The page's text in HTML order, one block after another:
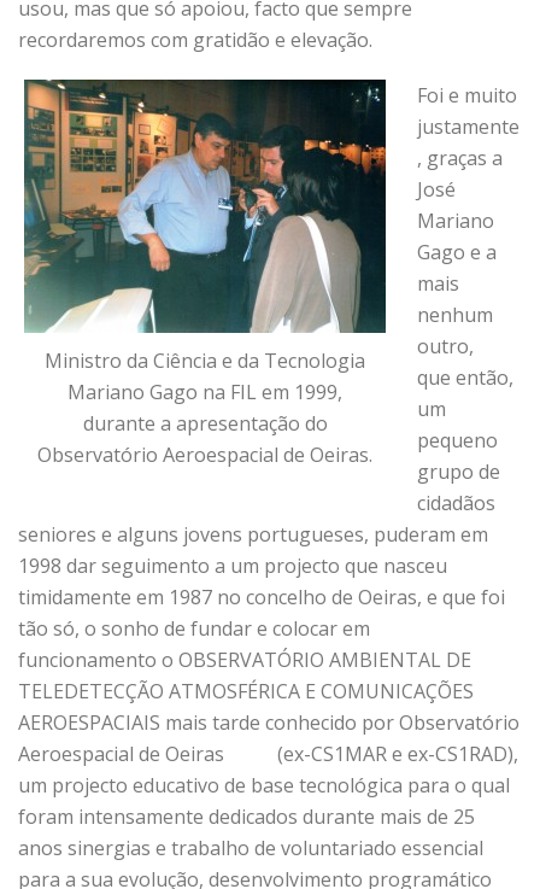
usou, mas que só apoiou, facto que sempre
recordaremos com gratidão e elevação.
Ministro da Ciência e da Tecnologia
Mariano Gago na FIL em 1999,
durante a apresentação do
Observatório Aeroespacial de Oeiras.
Foi e muito
justamente
, graças a
José
Mariano
Gago e a
mais
nenhum
outro,
que então,
um
pequeno
grupo de
cidadãos
seniores e alguns jovens portugueses, puderam em
1998 dar seguimento a um projecto que nasceu
timidamente em 1987 no concelho de Oeiras, e que foi
tão só, o sonho de fundar e colocar em
funcionamento o OBSERVATÓRIO AMBIENTAL DE
TELEDETECÇÃO ATMOSFÉRICA E COMUNICAÇÕES
AEROESPACIAIS mais tarde conhecido por Observatório
Aeroespacial de Oeiras (ex-CS1MAR e ex-CS1RAD),
um projecto educativo de base tecnológica para o qual
foram intensamente dedicados durante mais de 25
anos sinergias e trabalho de voluntariado essencial
para a sua evolução, desenvolvimento programático